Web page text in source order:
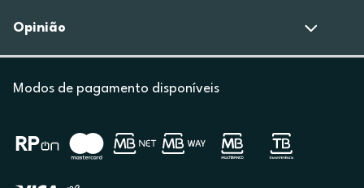
Opinião
Modos de pagamento disponíveis